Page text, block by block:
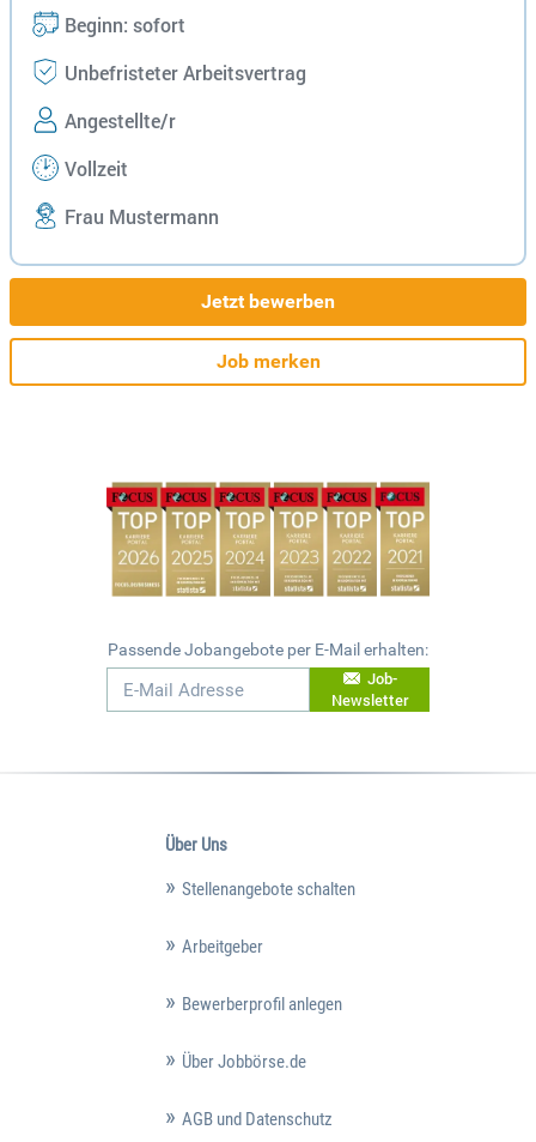
Beginn: sofort
Unbefristeter Arbeitsvertrag
Angestellte/r
Vollzeit
Frau Mustermann
Jetzt bewerben
Job merken
Passende Jobangebote per E-Mail erhalten:
Job-
Newsletter
Über Uns
Stellenangebote schalten
Arbeitgeber
Bewerberprofil anlegen
Über Jobbörse.de
AGB und Datenschutz